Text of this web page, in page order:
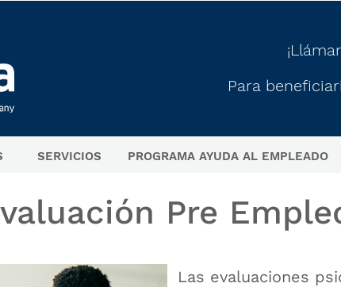
Para
SERVICIOS PROGRAMA AYUDA AL EMPLEADO
Pre
Las evaluaciones